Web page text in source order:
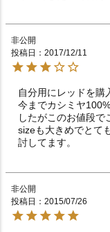
非公開
投稿日
2017/12/11
自分用にレッドを購
今までカシミヤ
したがこのお値段で
sizeも大きめでとて
討してます。
非公開
投稿日
2015/07/26